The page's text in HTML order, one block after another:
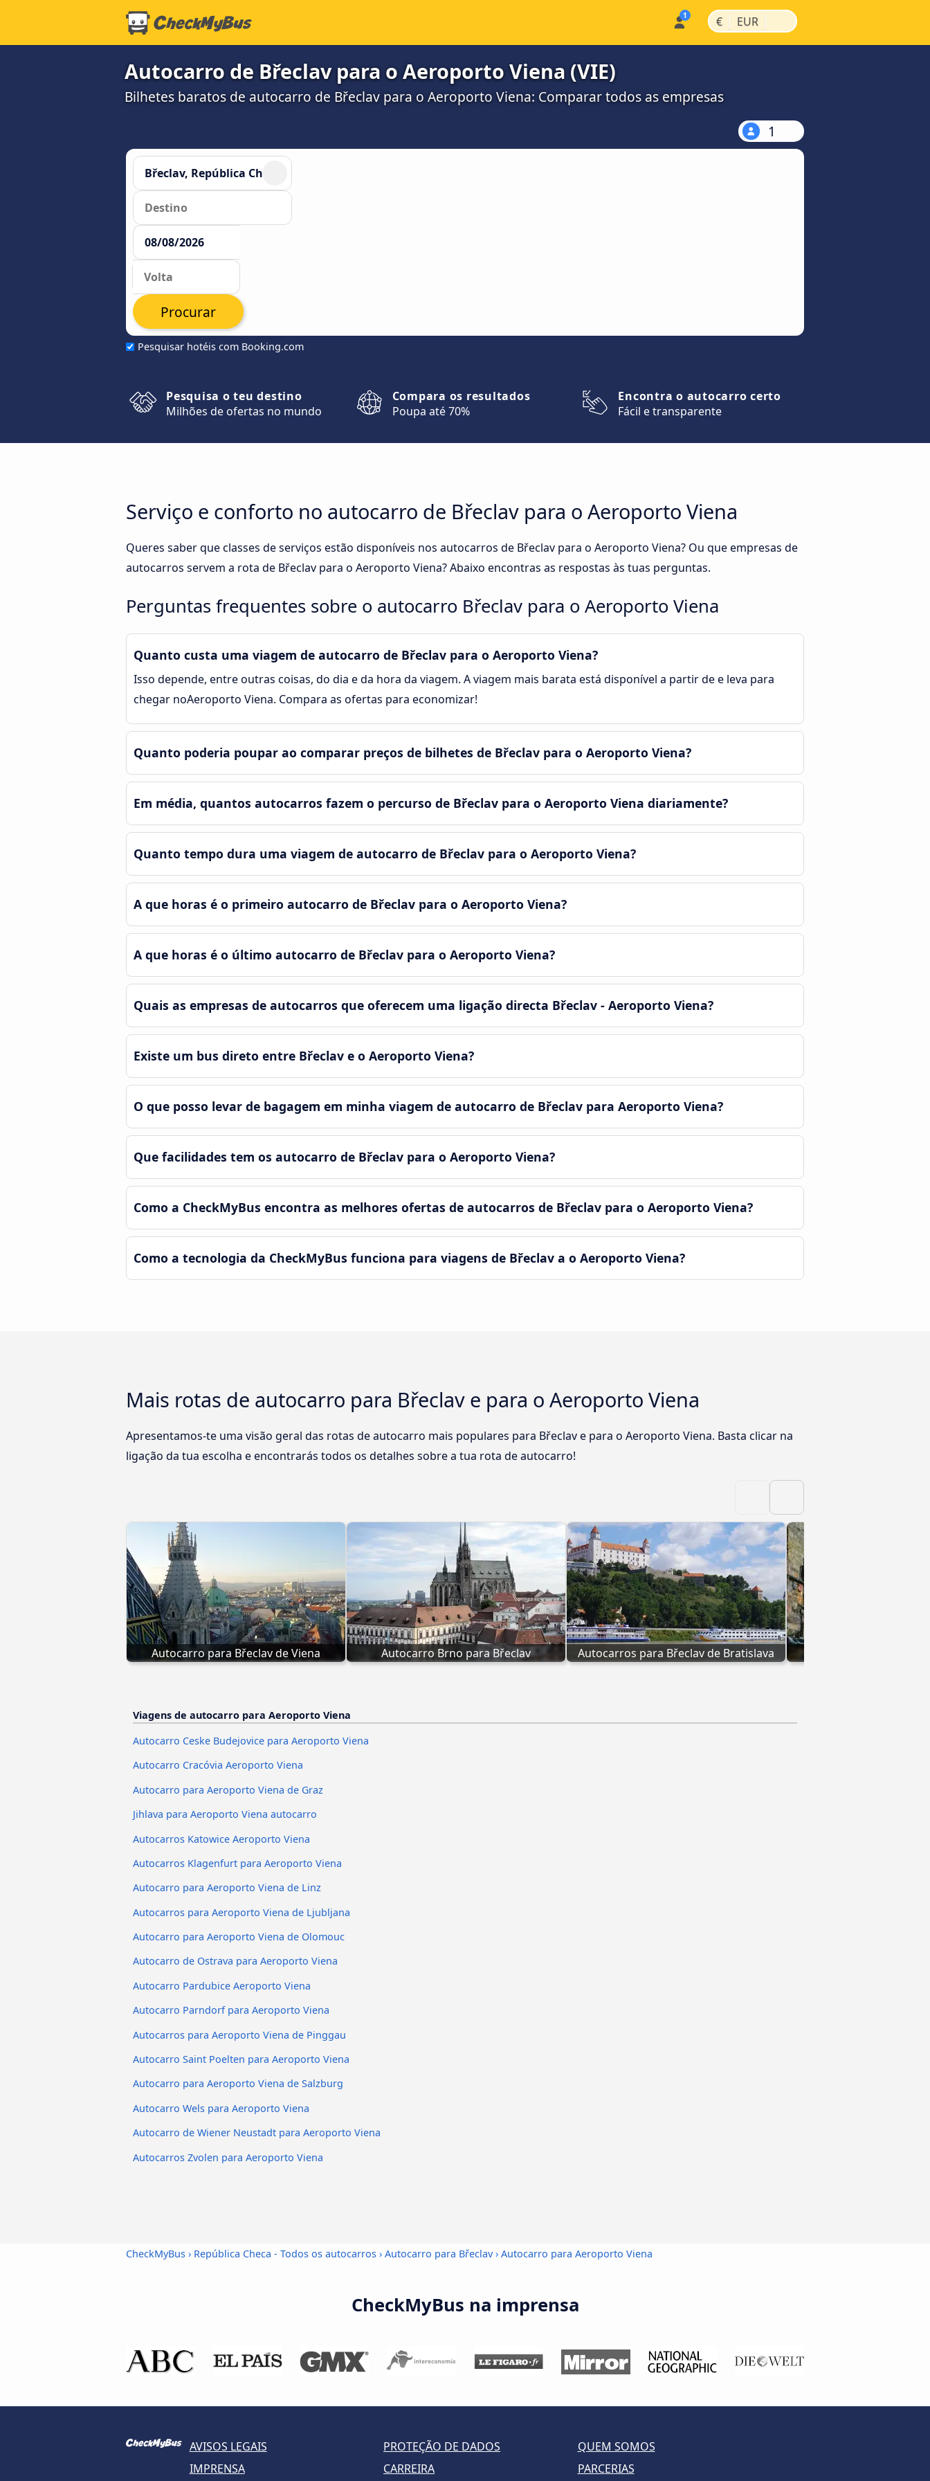
€ | EUR |
Autocarro de Břeclav para o Aeroporto Viena (VIE)
Bilhetes baratos de autocarro de Břeclav para o Aeroporto Viena: Comparar todos as empresas
1
Pesquisar hotéis com Booking.com
Procurar
Pesquisa o teu destino
Milhões de ofertas no mundo
Compara os resultados
Poupa até 70%
Encontra o autocarro certo
Fácil e transparente
Serviço e conforto no autocarro de Břeclav para o Aeroporto Viena
Queres saber que classes de serviços estão disponíveis nos autocarros de Břeclav para o Aeroporto Viena? Ou que empresas de
autocarros servem a rota de Břeclav para o Aeroporto Viena? Abaixo encontras as respostas às tuas perguntas.
Perguntas frequentes sobre o autocarro Břeclav para o Aeroporto Viena
Quanto custa uma viagem de autocarro de Břeclav para o Aeroporto Viena?
Isso depende, entre outras coisas, do dia e da hora da viagem. A viagem mais barata está disponível a partir de e leva para
chegar noAeroporto Viena. Compara as ofertas para economizar!
Quanto poderia poupar ao comparar preços de bilhetes de Břeclav para o Aeroporto Viena?
Em média, quantos autocarros fazem o percurso de Břeclav para o Aeroporto Viena diariamente?
Quanto tempo dura uma viagem de autocarro de Břeclav para o Aeroporto Viena?
A que horas é o primeiro autocarro de Břeclav para o Aeroporto Viena?
A que horas é o último autocarro de Břeclav para o Aeroporto Viena?
Quais as empresas de autocarros que oferecem uma ligação directa Břeclav - Aeroporto Viena?
Existe um bus direto entre Břeclav e o Aeroporto Viena?
O que posso levar de bagagem em minha viagem de autocarro de Břeclav para Aeroporto Viena?
Que facilidades tem os autocarro de Břeclav para o Aeroporto Viena?
Como a CheckMyBus encontra as melhores ofertas de autocarros de Břeclav para o Aeroporto Viena?
Como a tecnologia da CheckMyBus funciona para viagens de Břeclav a o Aeroporto Viena?
Mais rotas de autocarro para Břeclav e para o Aeroporto Viena
Apresentamos-te uma visão geral das rotas de autocarro mais populares para Břeclav e para o Aeroporto Viena. Basta clicar na
ligação da tua escolha e encontrarás todos os detalhes sobre a tua rota de autocarro!
Autocarro para Břeclav de Viena Autocarro Brno para Břeclav Autocarros para Břeclav de Bratislava
Viagens de autocarro para Aeroporto Viena
Autocarro Ceske Budejovice para Aeroporto Viena
Autocarro Cracóvia Aeroporto Viena
Autocarro para Aeroporto Viena de Graz
Jihlava para Aeroporto Viena autocarro
Autocarros Katowice Aeroporto Viena
Autocarros Klagenfurt para Aeroporto Viena
Autocarro para Aeroporto Viena de Linz
Autocarros para Aeroporto Viena de Ljubljana
Autocarro para Aeroporto Viena de Olomouc
Autocarro de Ostrava para Aeroporto Viena
Autocarro Pardubice Aeroporto Viena
Autocarro Parndorf para Aeroporto Viena
Autocarros para Aeroporto Viena de Pinggau
Autocarro Saint Poelten para Aeroporto Viena
Autocarro para Aeroporto Viena de Salzburg
Autocarro Wels para Aeroporto Viena
Autocarro de Wiener Neustadt para Aeroporto Viena
Autocarros Zvolen para Aeroporto Viena
CheckMyBus › República Checa - Todos os autocarros › Autocarro para Břeclav› Autocarro para Aeroporto Viena
CheckMyBus na imprensa
AVISOS LEGAIS PROTEÇÃO DE DADOS
QUEM SOMOS
IMPRENSA
CARREIRA PARCERIAS